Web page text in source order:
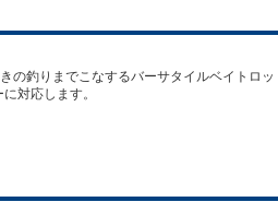
の釣りまでこなするバーサタイルベイトロッ
対応します。